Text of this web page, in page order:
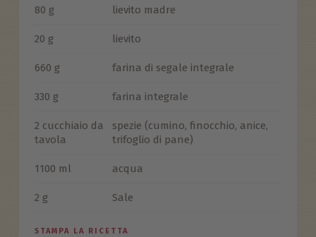
80 g lievito madre
20 g lievito
660 g farina di segale integrale
330 g farina integrale
2 cucchiaio da
tavola
spezie (cumino, finocchio, anice,
trifoglio di pane)
1100 ml acqua
2 g Sale
STAMPA LA RICETTA